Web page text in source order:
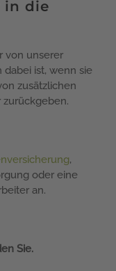
in die
von unserer
dabei ist, wenn sie
zusätzlichen
zurückgeben.
,
oder eine
an.
Sie.